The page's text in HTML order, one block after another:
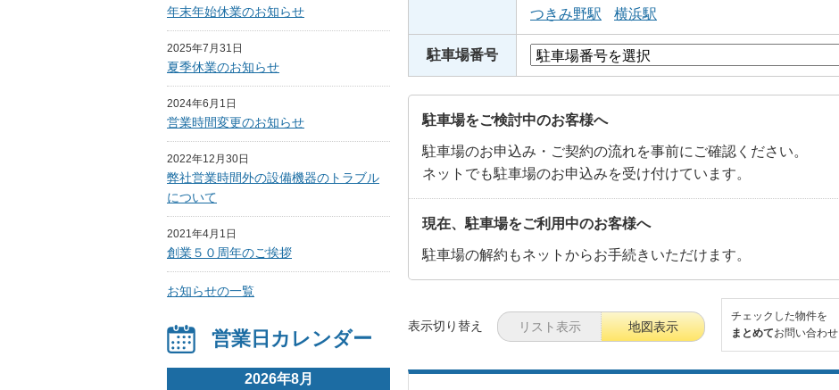
つきみ野駅
横浜駅
駐車場番号
駐車場をご検討中のお客様へ
駐車場のお申込み・ご契約の流れを事前にご確認ください。
ネットでも駐車場のお申込みを受け付けています。
現在、駐車場をご利用中のお客様へ
駐車場の解約もネットからお手続きいただけます。
表示切り替え リスト表示 地図表示
チェックした物件を
まとめてお問い合わせ
年末年始休業のお知らせ
2025年7月31日
夏季休業のお知らせ
2024年6月1日
営業時間変更のお知らせ
2022年12月30日
弊社営業時間外の設備機器のトラブル
について
2021年4月1日
創業５０周年のご挨拶
お知らせの一覧
営業日カレンダー
2026年8月